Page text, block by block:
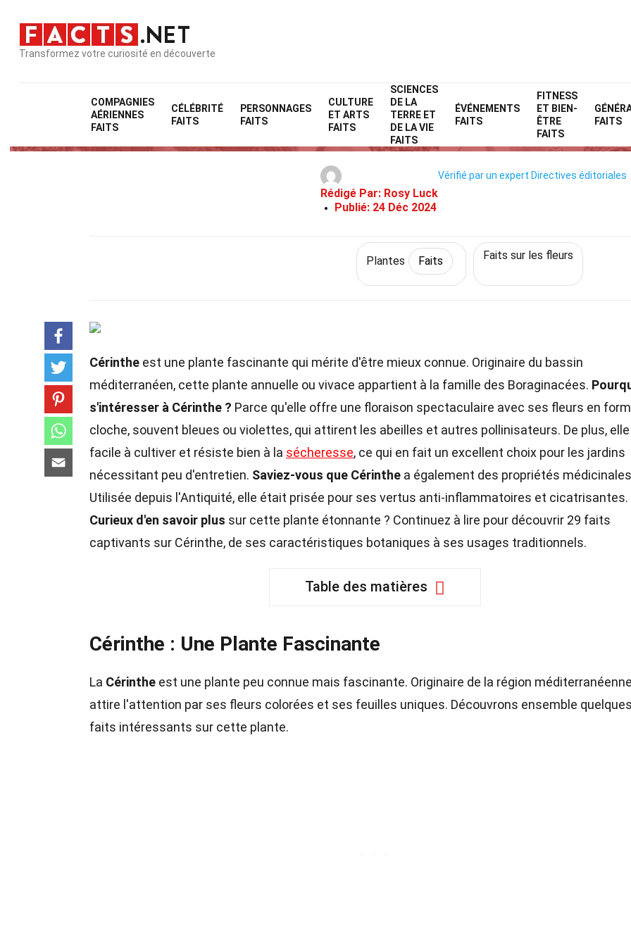
Transformez votre curiosité en découverte
COMPAGNIES
AÉRIENNES
FAITS
CÉLÉBRITÉ
FAITS
PERSONNAGES
FAITS
CULTURE
ET ARTS
FAITS
SCIENCES
DE LA
TERRE ET
DE LA VIE
FAITS
ÉVÉNEMENTS
FAITS
FITNESS
ET BIEN-
ÊTRE
FAITS
FAITS
Home Nature Faits
29 Faits Sur Cérinthe
Rédigé Par: Rosy Luck
Publié: 24 Déc 2024
Vérifié par un expert Directives éditoriales
Plantes Faits Faits sur les fleurs
Cérinthe est une plante fascinante qui mérite d'être mieux connue. Originaire du bassin
méditerranéen, cette plante annuelle ou vivace appartient à la famille des Boraginacées.
s'intéresser à Cérinthe ? Parce qu'elle offre une floraison spectaculaire avec ses fleurs en
cloche, souvent bleues ou violettes, qui attirent les abeilles et autres pollinisateurs. De plus,
facile à cultiver et résiste bien à la sécheresse, ce qui en fait un excellent choix pour les jardins
nécessitant peu d'entretien. Saviez-vous que Cérinthe a également des propriétés
Utilisée depuis l'Antiquité, elle était prisée pour ses vertus anti-inflammatoires et cicatrisantes.
Curieux d'en savoir plus sur cette plante étonnante ? Continuez à lire pour découvrir 29 faits
captivants sur Cérinthe, de ses caractéristiques botaniques à ses usages traditionnels.
Table des matières
Cérinthe : Une Plante Fascinante
La Cérinthe est une plante peu connue mais fascinante. Originaire de la région
attire l'attention par ses fleurs colorées et ses feuilles uniques. Découvrons ensemble quelques
faits intéressants sur cette plante.